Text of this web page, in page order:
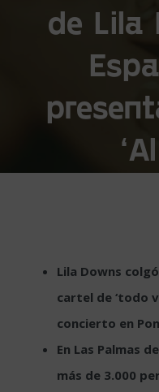
de Lila
Lila Downs
cartel de ‘todo
concierto en
En Las Palmas
más de 3.000